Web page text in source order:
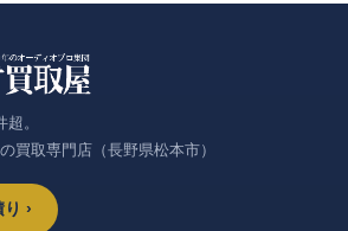
。
買取専門店（長野県松本市）
›